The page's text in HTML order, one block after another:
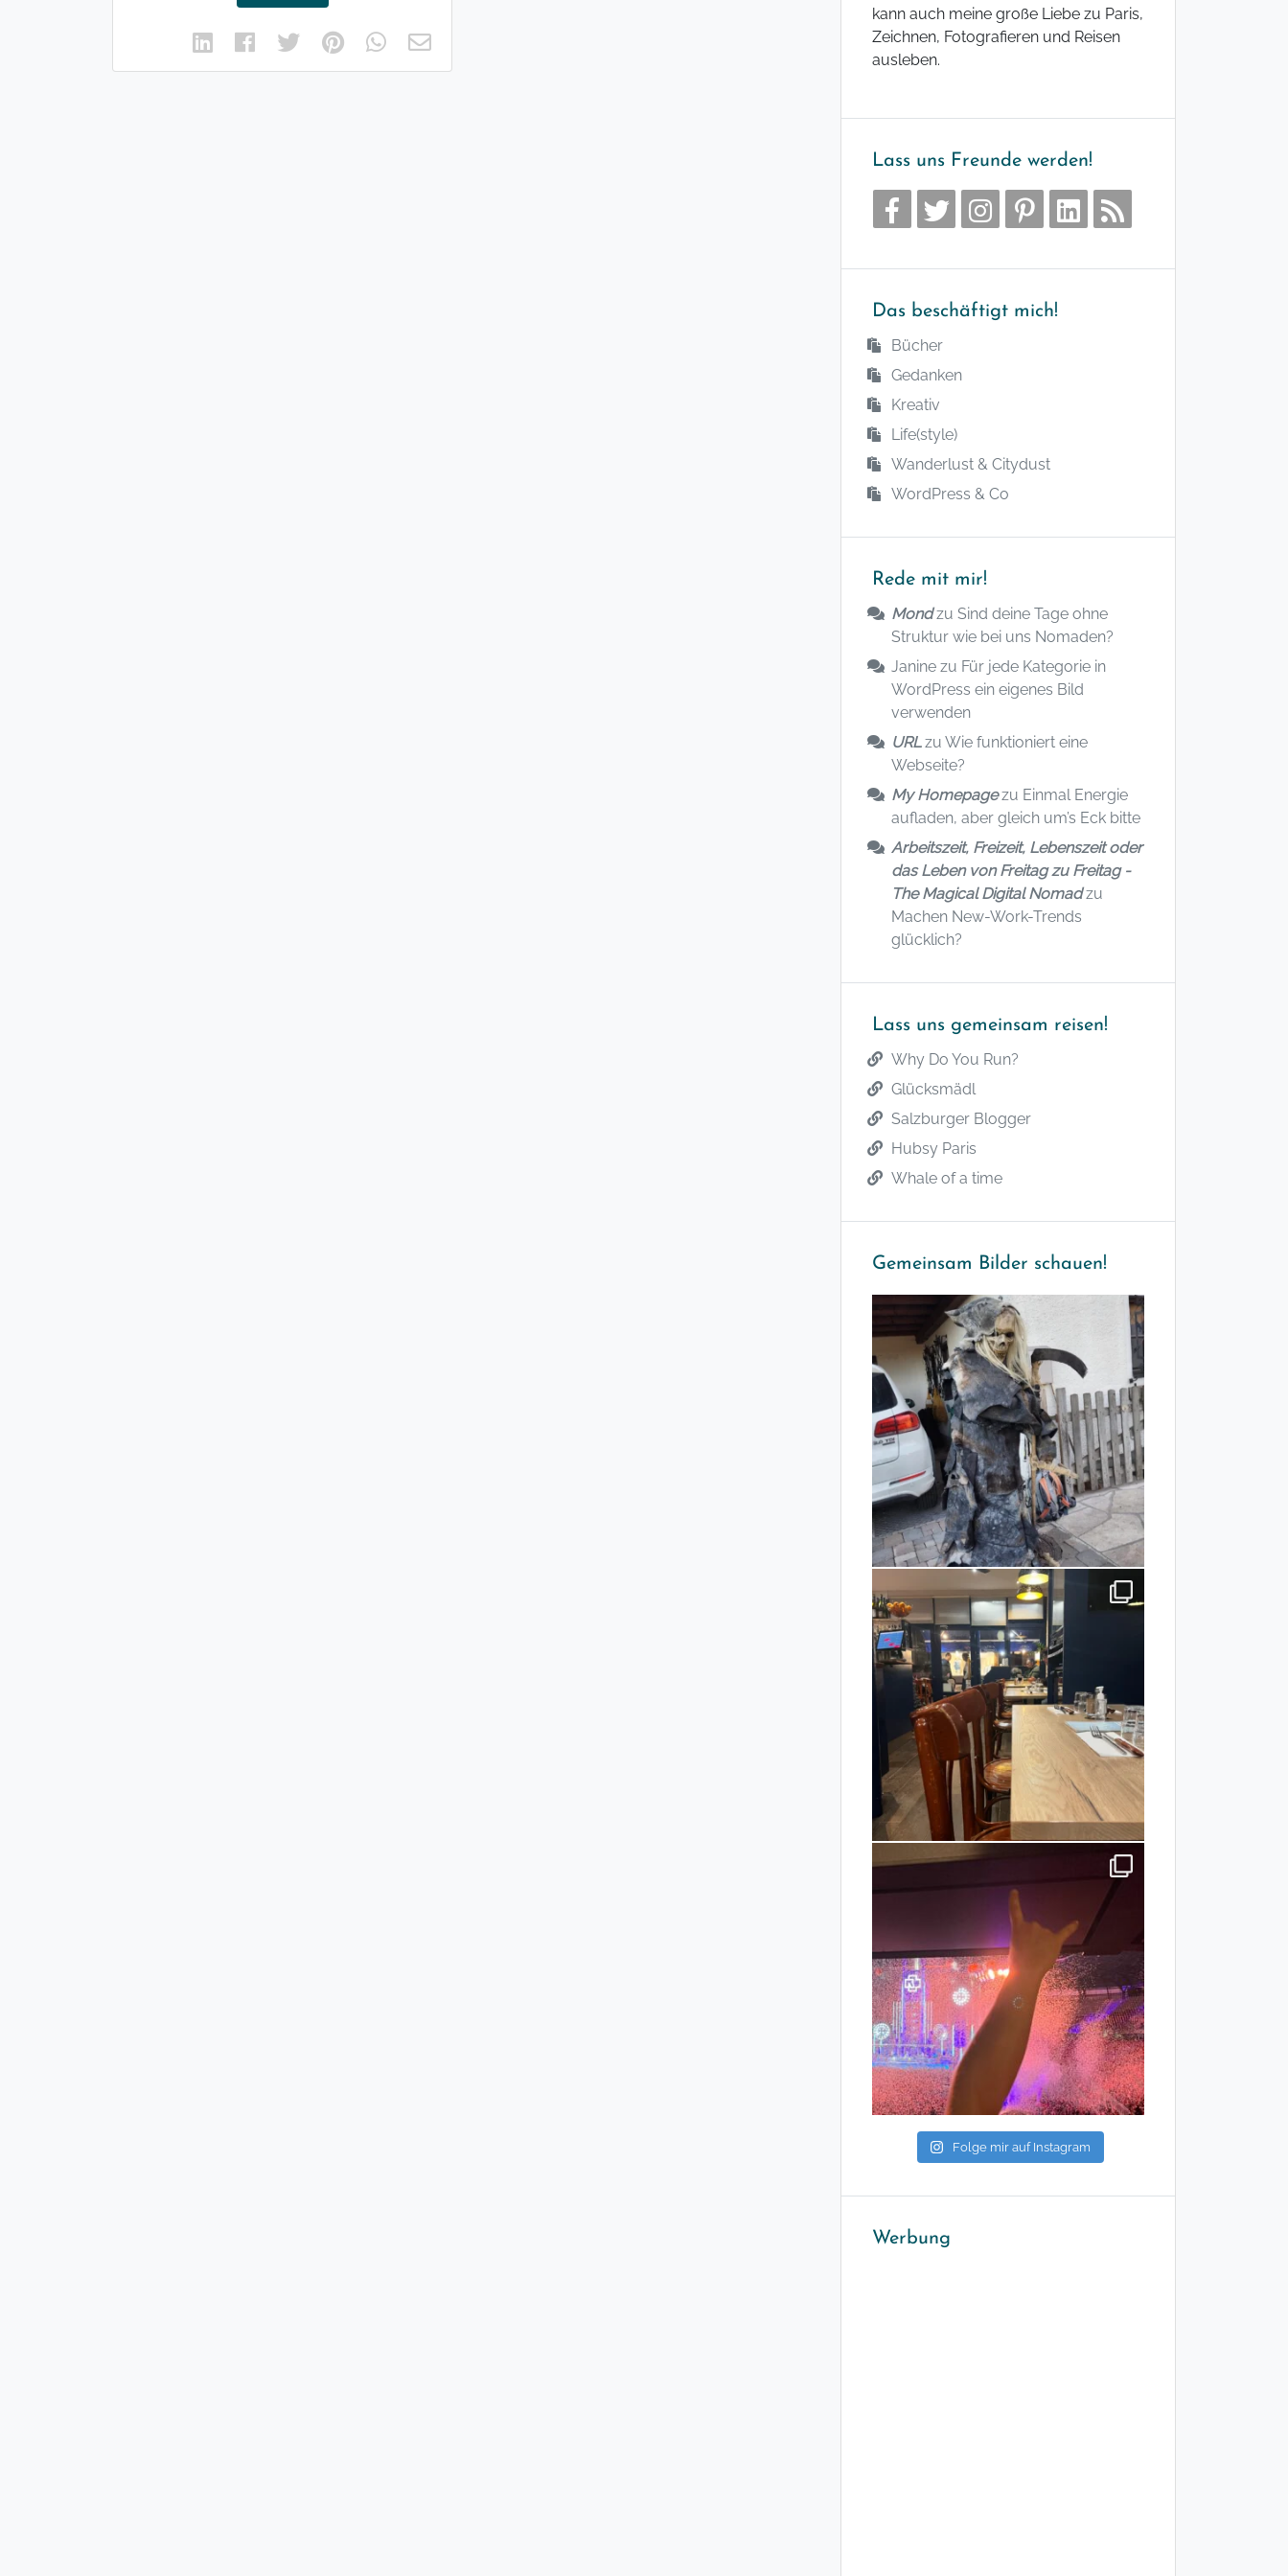
kann auch meine große Liebe zu Paris,
Zeichnen, Fotografieren und Reisen
ausleben.
Lass uns Freunde werden!
Das beschäftigt mich!
Bücher
Gedanken
Kreativ
Life(style)
Wanderlust & Citydust
WordPress & Co
Rede mit mir!
Mondzu Sind deine Tage ohne
Struktur wie bei uns Nomaden?
Janine zu Für jede Kategorie in
WordPress ein eigenes Bild
verwenden
URLzu Wie funktioniert eine
Webseite?
My Homepagezu Einmal Energie
aufladen, aber gleich um’s Eck bitte
Arbeitszeit, Freizeit, Lebenszeit oder
das Leben von Freitag zu Freitag -
The Magical Digital Nomadzu
Machen New-Work-Trends
glücklich?
Lass uns gemeinsam reisen!
Why Do You Run?
Glücksmädl
Salzburger Blogger
Hubsy Paris
Whale of a time
Gemeinsam Bilder schauen!
Folge mir auf Instagram
Werbung